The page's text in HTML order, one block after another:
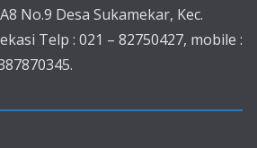
No.9 Desa Sukamekar, Kec.
Telp : 021 – 82750427, mobile :